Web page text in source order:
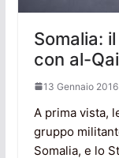
Somalia:
con al-
13 Gennaio 2016
A prima vista,
gruppo
Somalia, e lo